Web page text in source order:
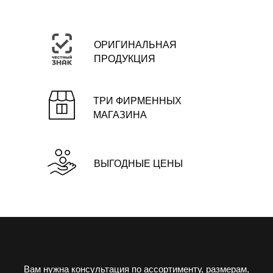
ОРИГИНАЛЬНАЯ
ПРОДУКЦИЯ
ТРИ ФИРМЕННЫХ
МАГАЗИНА
ВЫГОДНЫЕ ЦЕНЫ
Вам нужна консультация по ассортименту, размерам,